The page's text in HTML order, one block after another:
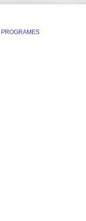
PROGRAMES